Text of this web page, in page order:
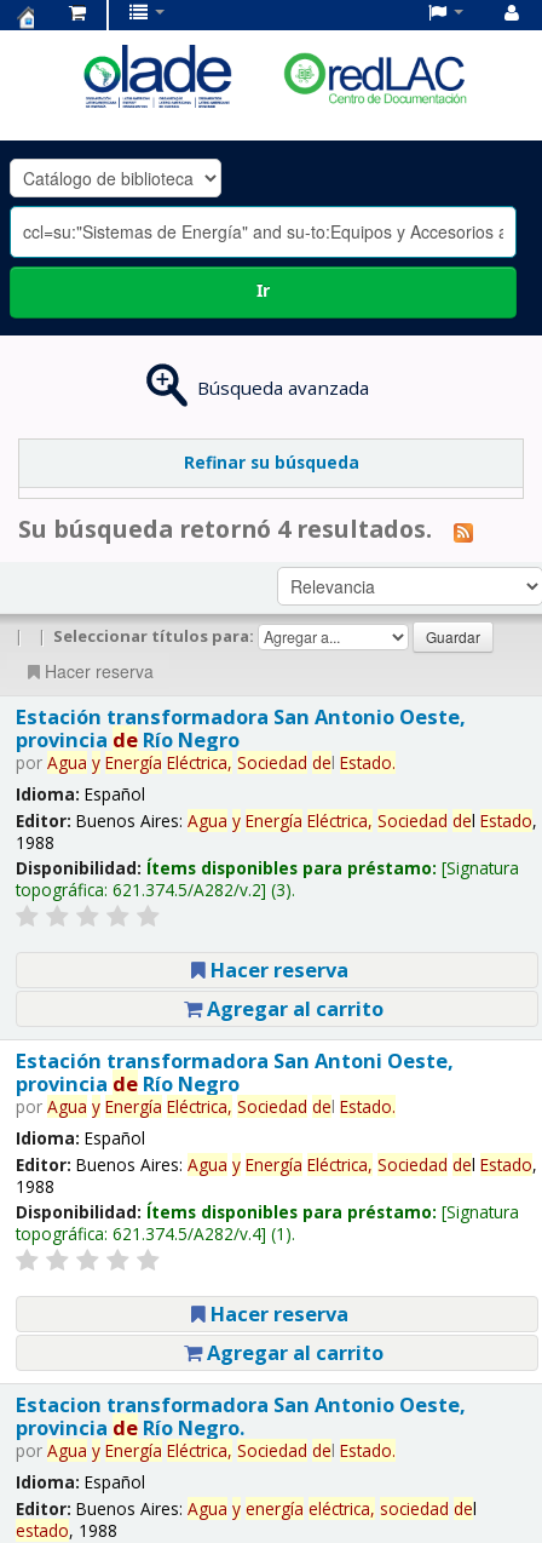
OLADE
-
Ir
Búsqueda avanzada
Refinar su búsqueda
Su búsqueda retornó 4 resultados.
| | Seleccionar títulos para:
Hacer reserva
Estación transformadora San Antonio Oeste,
provincia deRío Negro
por Agua y Energía Eléctrica, Sociedad del Estado.
Idioma: Español
Editor: Buenos Aires: Agua y Energía Eléctrica, Sociedad del Estado,
1988
Disponibilidad: Ítems disponibles para préstamo: Signatura
topográfica: 621.374.5/A282/v.2 (3).
Hacer reserva
Agregar al carrito
Estación transformadora San Antoni Oeste,
provincia deRío Negro
por Agua y Energía Eléctrica, Sociedad del Estado.
Idioma: Español
Editor: Buenos Aires: Agua y Energía Eléctrica, Sociedad del Estado,
1988
Disponibilidad: Ítems disponibles para préstamo: Signatura
topográfica: 621.374.5/A282/v.4 (1).
Hacer reserva
Agregar al carrito
Estacion transformadora San Antonio Oeste,
provincia deRío Negro.
por Agua y Energía Eléctrica, Sociedad del Estado.
Idioma: Español
Editor: Buenos Aires: Agua y energía eléctrica, sociedad del
estado, 1988